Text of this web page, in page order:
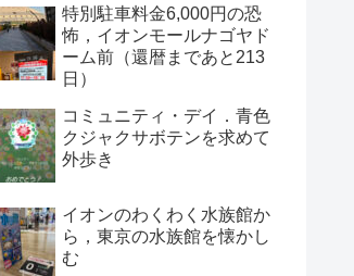
特別駐車料金6,000円の恐
怖，イオンモールナゴヤド
ーム前（還暦まであと213
日）
コミュニティ・デイ．青色
クジャクサボテンを求めて
外歩き
イオンのわくわく水族館か
ら，東京の水族館を懐かし
む